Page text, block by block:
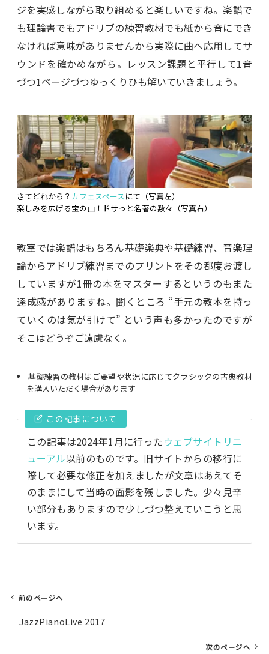
ジを実感しながら取り組めると楽しいですね。楽譜で
も理論書でもアドリブの練習教材でも紙から音にでき
なければ意味がありませんから実際に曲へ応用してサ
ウンドを確かめながら。レッスン課題と平行して1音
づつ1ページづつゆっくりひも解いていきましょう。
さてどれから？ カフェスペースにて（写真左）
楽しみを広げる宝の山！ドサっと名著の数々（写真右）
教室では楽譜はもちろん基礎楽典や基礎練習、音楽理
論からアドリブ練習までのプリントをその都度お渡し
していますが1冊の本をマスターするというのもまた
達成感がありますね。聞くところ “手元の教本を持っ
ていくのは気が引けて” という声も多かったのですが
そこはどうぞご遠慮なく。
基礎練習の教材はご要望や状況に応じてクラシックの古典教材
を購入いただく場合があります
この記事について
この記事は2024年1月に行ったウェブサイトリニ
ューアル以前のものです。旧サイトからの移行に
際して必要な修正を加えましたが文章はあえてそ
のままにして当時の面影を残しました。少々見辛
い部分もありますので少しづつ整えていこうと思
います。
前のページへ
JazzPianoLive 2017
次のページへ